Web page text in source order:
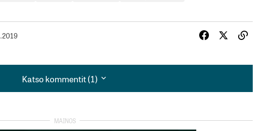
Katso kommentit (1)
Katso kommentit (1)
sitä mukaa kuin yleinen kurssikehityskin muuttuu.